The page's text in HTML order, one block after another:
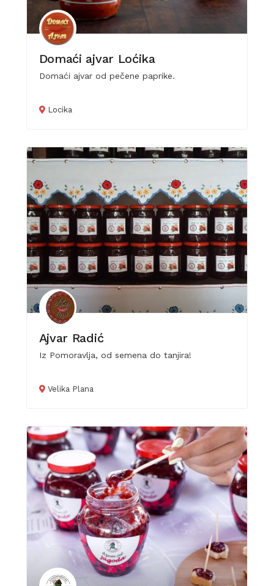
Domaći ajvar Loćika
Domaći ajvar od pečene paprike.
Locika
Ajvar Radić
Iz Pomoravlja, od semena do tanjira!
Velika Plana